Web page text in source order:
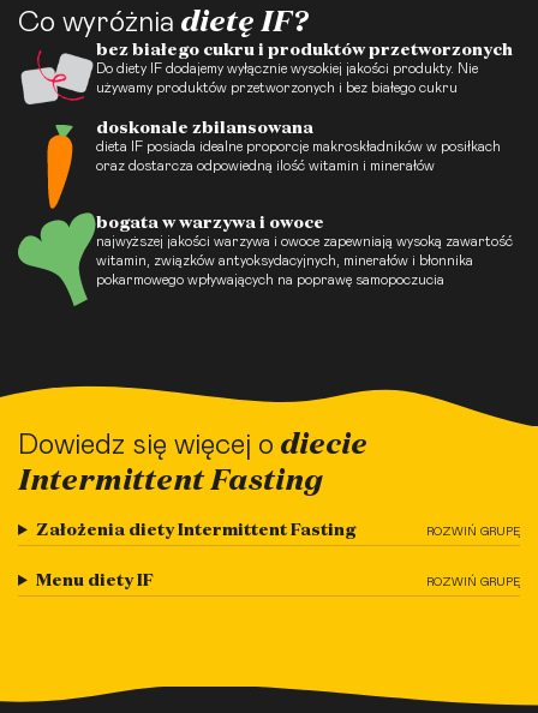
Co wyróżnia dietę IF?
bez białego cukru i produktów przetworzonych
Do diety IF dodajemy wyłącznie wysokiej jakości produkty. Nie
używamy produktów przetworzonych i bez białego cukru
doskonale zbilansowana
dieta IF posiada idealne proporcje makroskładników w posiłkach
oraz dostarcza odpowiedną ilość witamin i minerałów
bogata w warzywa i owoce
najwyższej jakości warzywa i owoce zapewniają wysoką zawartość
witamin, związków antyoksydacyjnych, minerałów i błonnika
pokarmowego wpływających na poprawę samopoczucia
Dowiedz się więcej o diecie
Intermittent Fasting
Założenia diety Intermittent Fasting
Menu diety IF